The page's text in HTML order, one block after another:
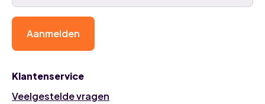
Klantenservice
Veelgestelde vragen
Aanmelden